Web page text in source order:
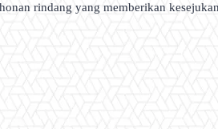
rindang yang memberikan